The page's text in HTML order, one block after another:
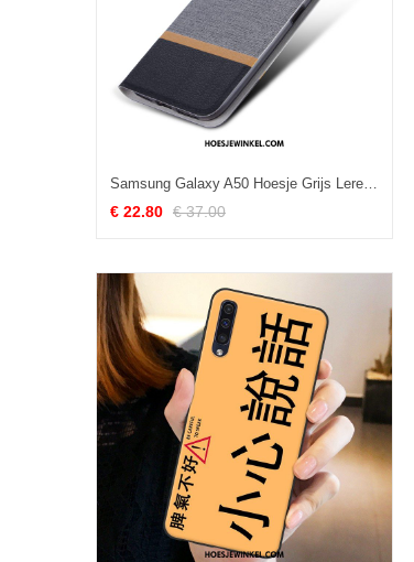
Samsung Galaxy A50 Hoesje Grijs Leren Etui Hoes, Samsung Galaxy A50 Hoesje Ster Mobiele Telefoon
€ 22.80 € 37.00